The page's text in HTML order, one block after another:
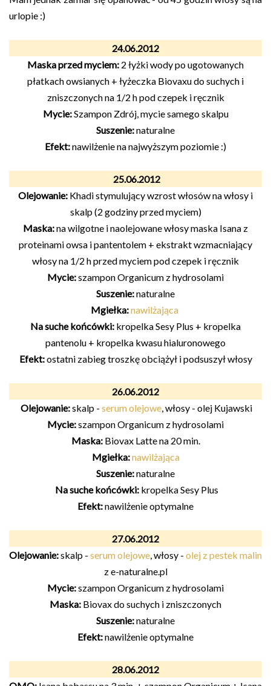
urlopie :)
24.06.2012
Maska przed myciem: 2 łyżki wody po ugotowanych
płatkach owsianych + łyżeczka Biovaxu do suchych i
zniszczonych na 1/2 h pod czepek i ręcznik
Mycie:Szampon Zdrój, mycie samego skalpu
Suszenie:naturalne
Efekt:nawilżenie na najwyższym poziomie :)
25.06.2012
Olejowanie: Khadi stymulujący wzrost włosów na włosy i
skalp (2 godziny przed myciem)
Maska:na wilgotne i naolejowane włosy maska Isana z
proteinami owsa i pantentolem + ekstrakt wzmacniający
włosy na 1/2 h przed myciem pod czepek i ręcznik
Mycie:szampon Organicum z hydrosolami
Suszenie:naturalne
Mgiełka:nawilżająca
Na suche końcówki: kropelka Sesy Plus + kropelka
pantenolu + kropelka kwasu hialuronowego
Efekt:ostatni zabieg troszkę obciążył i podsuszył włosy
26.06.2012
Olejowanie:skalp - serum olejowe , włosy - olej Kujawski
Mycie:szampon Organicum z hydrosolami
Maska:Biovax Latte na 20 min.
Mgiełka:nawilżająca
Suszenie:naturalne
Na suche końcówki:kropelka Sesy Plus
Efekt:nawilżenie optymalne
27.06.2012
Olejowanie:skalp - serum olejowe , włosy - olej z pestek malin
z e-naturalne.pl
Mycie:szampon Organicum z hydrosolami
Maska: Biovax do suchych i zniszczonych
Suszenie:naturalne
Efekt:nawilżenie optymalne
28.06.2012